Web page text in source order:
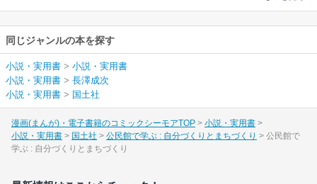
同じジャンルの本を探す
小説・実用書 > 小説・実用書
小説・実用書 > 長澤成次
小説・実用書 > 国土社
漫画(まんが)・電子書籍のコミックシーモアTOP
小説・実用書
小説・実用書
国土社 公民館で学ぶ : 自分づくりとまちづくり
公民館で
学ぶ : 自分づくりとまちづくり